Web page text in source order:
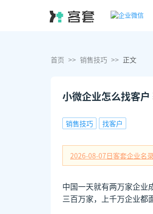
首页 >> 销售技巧 >> 正文
小微企业怎么找客
销售技巧 找客户
2026-08-07日客套企业名
中国一天就有两万家企业
三百万家，上千万企业都